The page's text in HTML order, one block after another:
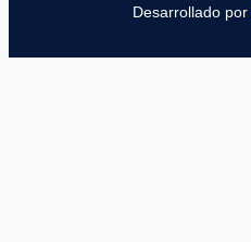
Desarrollado por